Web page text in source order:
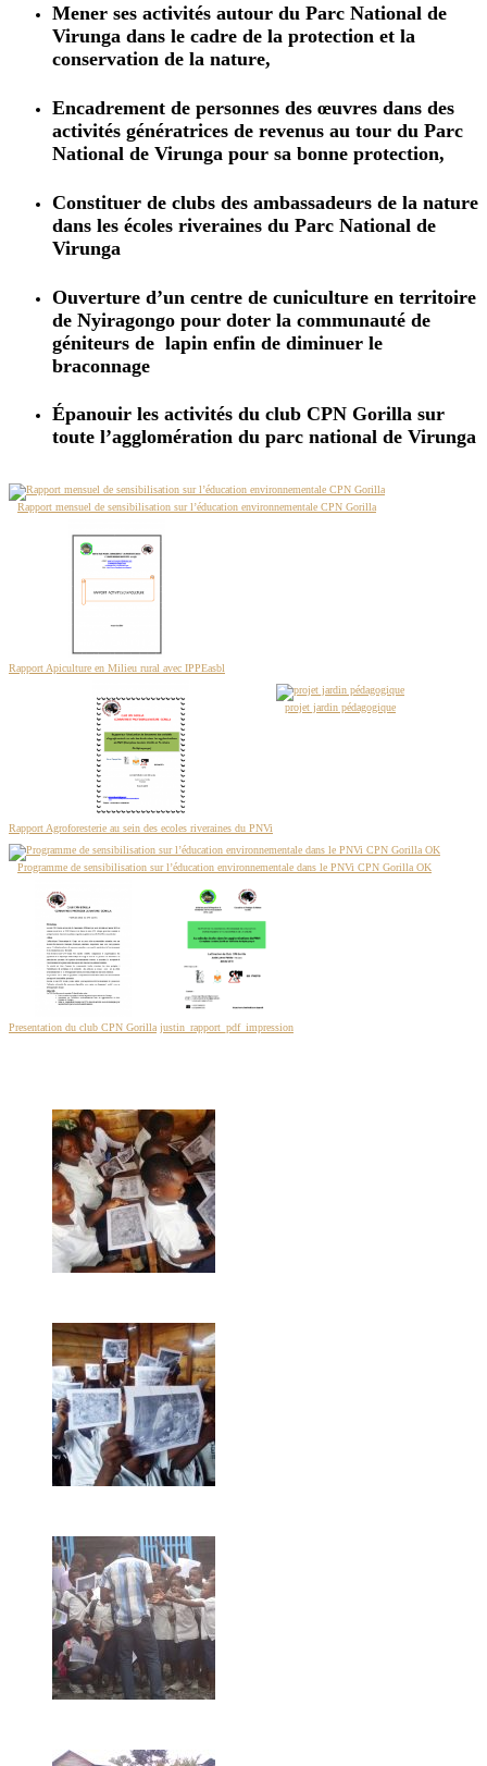
Mener ses activités autour du Parc National de
Virunga dans le cadre de la protection et la
conservation de la nature,
Encadrement de personnes des œuvres dans des
activités génératrices de revenus au tour du Parc
National de Virunga pour sa bonne protection,
Constituer de clubs des ambassadeurs de la nature
dans les écoles riveraines du Parc National de
Virunga
Ouverture d’un centre de cuniculture en territoire
de Nyiragongo pour doter la communauté de
géniteurs de lapin enfin de diminuer le
braconnage
Épanouir les activités du club CPN Gorilla sur
toute l’agglomération du parc national de Virunga
Rapport mensuel de sensibilisation sur l’éducation environnementale CPN Gorilla
Rapport Apiculture en Milieu rural avec IPPEasbl
Rapport Agroforesterie au sein des ecoles riveraines du PNVi
projet jardin pédagogique
Programme de sensibilisation sur l’éducation environnementale dans le PNVi CPN Gorilla OK
Presentation du club CPN Gorilla justin_rapport_pdf_impression